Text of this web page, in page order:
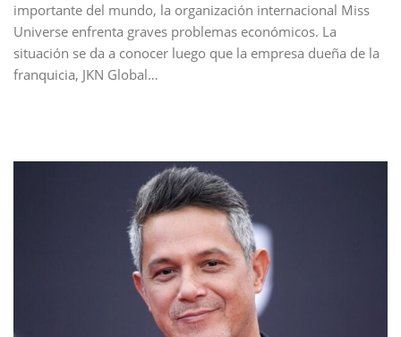
importante del mundo, la organización internacional Miss
Universe enfrenta graves problemas económicos. La
situación se da a conocer luego que la empresa dueña de la
franquicia, JKN Global…